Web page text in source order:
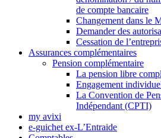
de compte bancaire
Changement dans le
Demander des
Cessation de
Assurances complémentaires
Pension complémentaire
La pension libre
Engagement
La Convention de
Indépendant (CPTI)
my avixi
e-guichet ex-L’Entraide